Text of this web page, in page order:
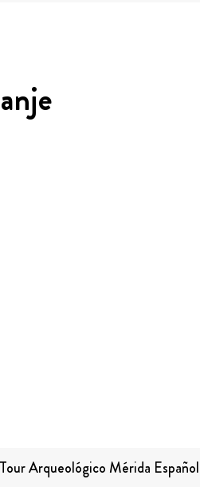
Arqueológico Mérida Español